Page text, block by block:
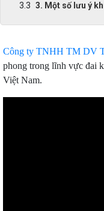
3. Một số lưu ý
Công ty TNHH TM DV
phong trong lĩnh vực đai
Việt Nam.